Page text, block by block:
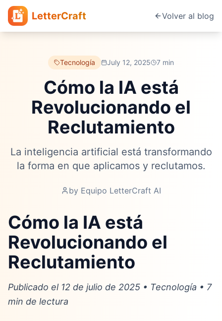
LetterCraft Volver al blog
Tecnología July 12, 2025 7 min
Cómo la IA está
Revolucionando el
Reclutamiento
La inteligencia artificial está transformando
la forma en que aplicamos y reclutamos.
by Equipo LetterCraft AI
Cómo la IA está
Revolucionando el
Reclutamiento
Publicado el 12 de julio de 2025 • Tecnología • 7
min de lectura